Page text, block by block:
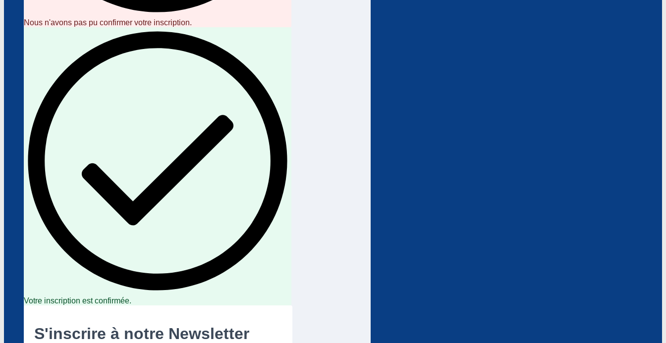
Nous n'avons pas pu confirmer votre inscription.
Votre inscription est confirmée.
S'inscrire à notre Newsletter